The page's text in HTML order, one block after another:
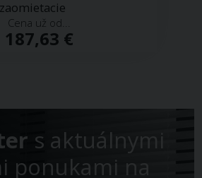
Cena už od...
187,63 €
s aktuálnymi
ponukami na